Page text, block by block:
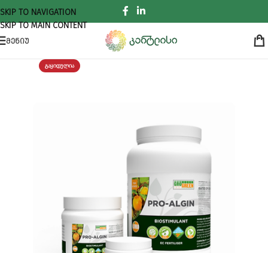
SKIP TO NAVIGATION
SKIP TO MAIN CONTENT
ᲛᲔᲜᲘᲣ
ᲒᲐᲧᲘᲓᲣᲚᲘᲐ